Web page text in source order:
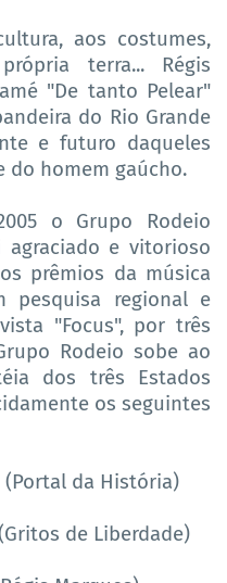
aos costumes,
terra... Régis
"De tanto Pelear"
do Rio Grande
e futuro daqueles
do homem gaúcho.
o Grupo Rodeio
e vitorioso
prêmios da música
pesquisa regional e
"Focus", por três
Rodeio sobe ao
dos três Estados
os seguintes
(Portal da História)
de Liberdade)